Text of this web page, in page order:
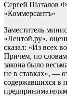
Сергей Шаталов
«Коммерсантъ»
Заместитель
«Лентой.ру»,
сказал: «Из всех
Причем, по
закона было
не в ставках», —
содержавшихся в